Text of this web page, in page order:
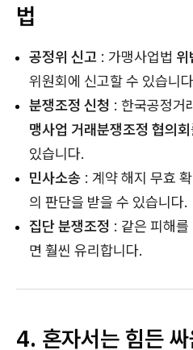
법
공정위 신고 : 가맹사업법 위
위원회에 신고할 수 있습니
분쟁조정 신청 : 한국공정거
맹사업 거래분쟁조정 협의회
있습니다.
민사소송 : 계약 해지 무효
의 판단을 받을 수 있습니다.
집단 분쟁조정 : 같은 피해
면 훨씬 유리합니다.
4. 혼자서는 힘든